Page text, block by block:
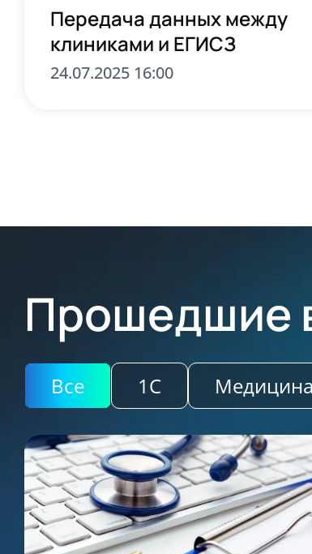
Передача данных между
клиниками и ЕГИСЗ
24.07.2025 16:00
Прошедшие
Все 1С Медицина